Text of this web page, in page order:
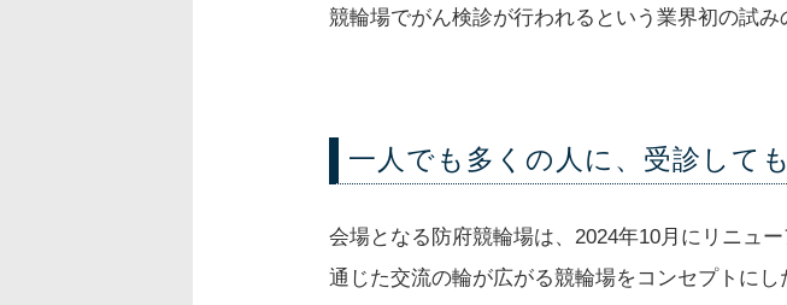
競輪場でがん検診が行われるという業界初の試
一人でも多くの人に、受診して
会場となる防府競輪場は、2024年10月にリニュ
通じた交流の輪が広がる競輪場をコンセプトに